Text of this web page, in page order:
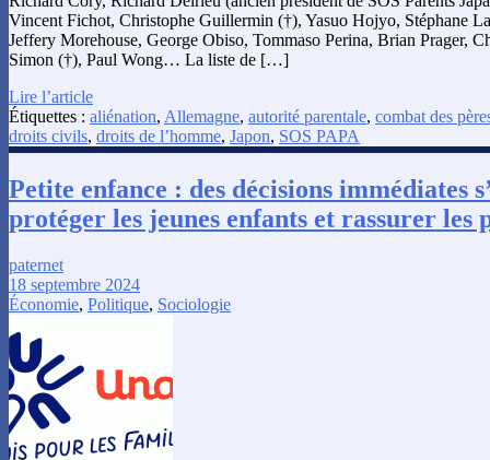
Vincent Fichot, Christophe Guillermin (†), Yasuo Hojyo, Stéphane
Jeffery Morehouse, George Obiso, Tommaso Perina, Brian Prager,
Simon (†), Paul Wong… La liste de […]
Lire l’article
Étiquettes : aliénation, Allemagne, autorité parentale, combat des
droits civils, droits de l’homme, Japon, SOS PAPA
Petite enfance : des décisions immédiates
protéger les jeunes enfants et rassurer les
paternet
18 septembre 2024
Économie, Politique, Sociologie